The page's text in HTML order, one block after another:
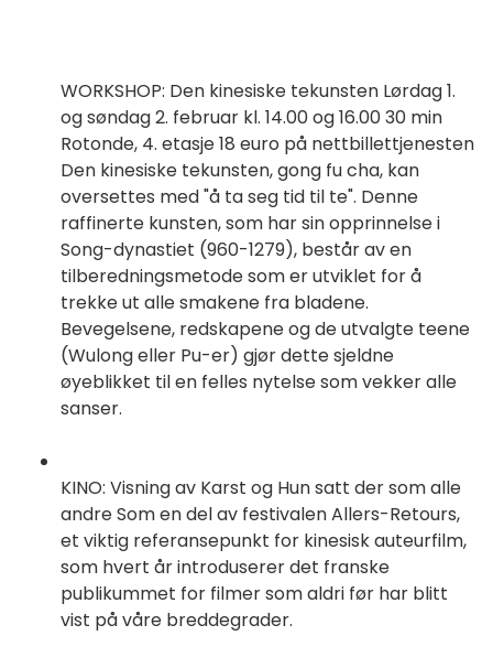
WORKSHOP: Den kinesiske tekunsten Lørdag 1.
og søndag 2. februar kl. 14.00 og 16.00 30 min
Rotonde, 4. etasje 18 euro på nettbillettjenesten
Den kinesiske tekunsten, gong fu cha, kan
oversettes med "å ta seg tid til te". Denne
raffinerte kunsten, som har sin opprinnelse i
Song-dynastiet (960-1279), består av en
tilberedningsmetode som er utviklet for å
trekke ut alle smakene fra bladene.
Bevegelsene, redskapene og de utvalgte teene
(Wulong eller Pu-er) gjør dette sjeldne
øyeblikket til en felles nytelse som vekker alle
sanser.
KINO: Visning av Karst og Hun satt der som alle
andre Som en del av festivalen Allers-Retours,
et viktig referansepunkt for kinesisk auteurfilm,
som hvert år introduserer det franske
publikummet for filmer som aldri før har blitt
vist på våre breddegrader.